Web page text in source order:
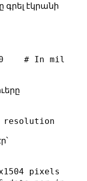
գրել էկրանի
# In
resolution
pixels